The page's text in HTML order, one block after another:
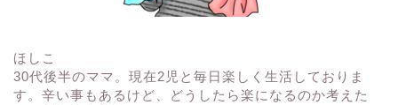
ほしこ
30代後半のママ。現在2児と毎日楽しく生活しておりま
す。辛い事もあるけど、どうしたら楽になるのか考えた